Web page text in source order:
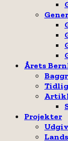
Årets
Projekter